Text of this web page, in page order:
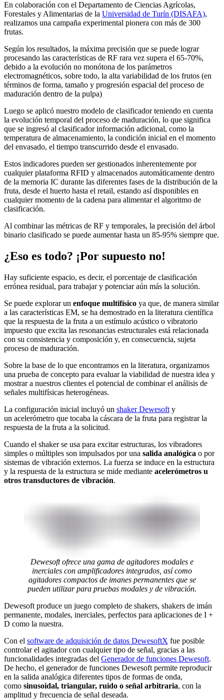
En colaboración con el Departamento de Ciencias Agrícolas,
Forestales y Alimentarias de la Universidad de Turín (DISAFA),
realizamos una campaña experimental pionera con más de 300
frutas.
Según los resultados, la máxima precisión que se puede lograr
procesando las características de RF rara vez supera el 65-70%,
debido a la evolución no monótona de los parámetros
electromagnéticos, sobre todo, la alta variabilidad de los frutos (en
términos de forma, tamaño y progresión espacial del proceso de
maduración dentro de la pulpa)
Luego se aplicó nuestro modelo de clasificador teniendo en cuenta
la evolución temporal del proceso de maduración, lo que significa
que se ingresó al clasificador información adicional, como la
temperatura de almacenamiento, la condición inicial en el momento
del envasado, el tiempo transcurrido desde el envasado.
Estos indicadores pueden ser gestionados inherentemente por
cualquier plataforma RFID y almacenados automáticamente dentro
de la memoria IC durante las diferentes fases de la distribución de la
fruta, desde el huerto hasta el retail, estando así disponibles en
cualquier momento de la cadena para alimentar el algoritmo de
clasificación.
Al combinar las métricas de RF y temporales, la precisión del árbol
binario clasificado se puede aumentar hasta un 85-95% siempre que.
¿Eso es todo? ¡Por supuesto no!
Hay suficiente espacio, es decir, el porcentaje de clasificación
errónea residual, para trabajar y potenciar aún más la solución.
Se puede explorar un enfoque multifísico ya que, de manera similar
a las características EM, se ha demostrado en la literatura científica
que la respuesta de la fruta a un estímulo acústico o vibratorio
impuesto que excita las resonancias estructurales está relacionada
con su consistencia y composición y, en consecuencia, sujeta
proceso de maduración.
Sobre la base de lo que encontramos en la literatura, organizamos
una prueba de concepto para evaluar la viabilidad de nuestra idea y
mostrar a nuestros clientes el potencial de combinar el análisis de
señales multifísicas heterogéneas.
La configuración inicial incluyó un shaker Dewesoft y
un acelerómetro que tocaba la cáscara de la fruta para registrar la
respuesta de la fruta a la solicitud.
Cuando el shaker se usa para excitar estructuras, los vibradores
simples o múltiples son impulsados por una salida analógica o por
sistemas de vibración externos. La fuerza se induce en la estructura
y la respuesta de la estructura se mide mediante acelerómetros u
otros transductores de vibración.
Dewesoft ofrece una gama de agitadores modales e
inerciales con amplificadores integrados, así como
agitadores compactos de imanes permanentes que se
pueden utilizar para pruebas modales y de vibración.
Dewesoft produce un juego completo de shakers, shakers de imán
permanente, modales, inerciales, perfectos para aplicaciones de I +
D como la nuestra.
Con el software de adquisición de datos DewesoftX fue posible
controlar el agitador con cualquier tipo de señal, gracias a las
funcionalidades integradas del Generador de funciones Dewesoft.
De hecho, el generador de funciones Dewesoft permite reproducir
en la salida analógica diferentes tipos de formas de onda,
como sinusoidal, triangular, ruido o señal arbitraria, con la
amplitud y frecuencia de señal deseada.